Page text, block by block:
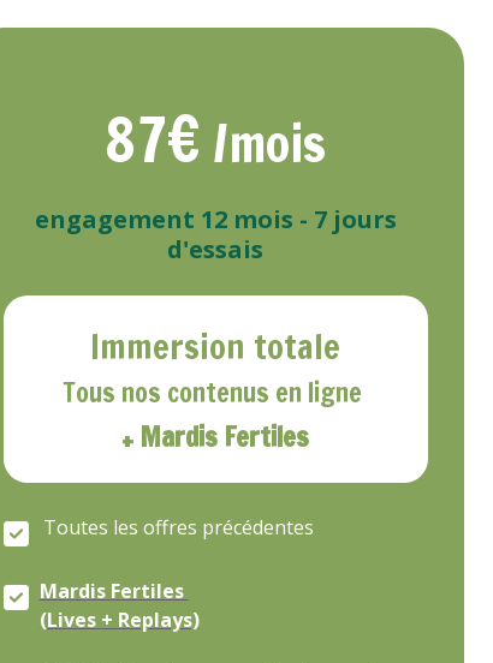
87€ /mois
engagement 12 mois - 7 jours
d'essais
Immersion totale
Tous nos contenus en ligne
+ Mardis Fertiles
Toutes les offres précédentes
Mardis Fertiles
(Lives + Replays)